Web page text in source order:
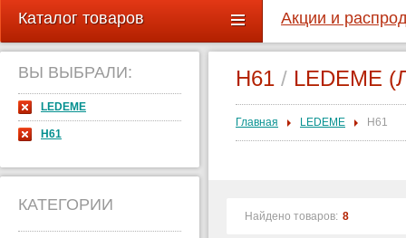
Каталог товаров Акции и
ВЫ ВЫБРАЛИ:
LEDEME
H61
КАТЕГОРИИ
H61 / LEDEME
Главная LEDEME H61
Найдено товаров: 8